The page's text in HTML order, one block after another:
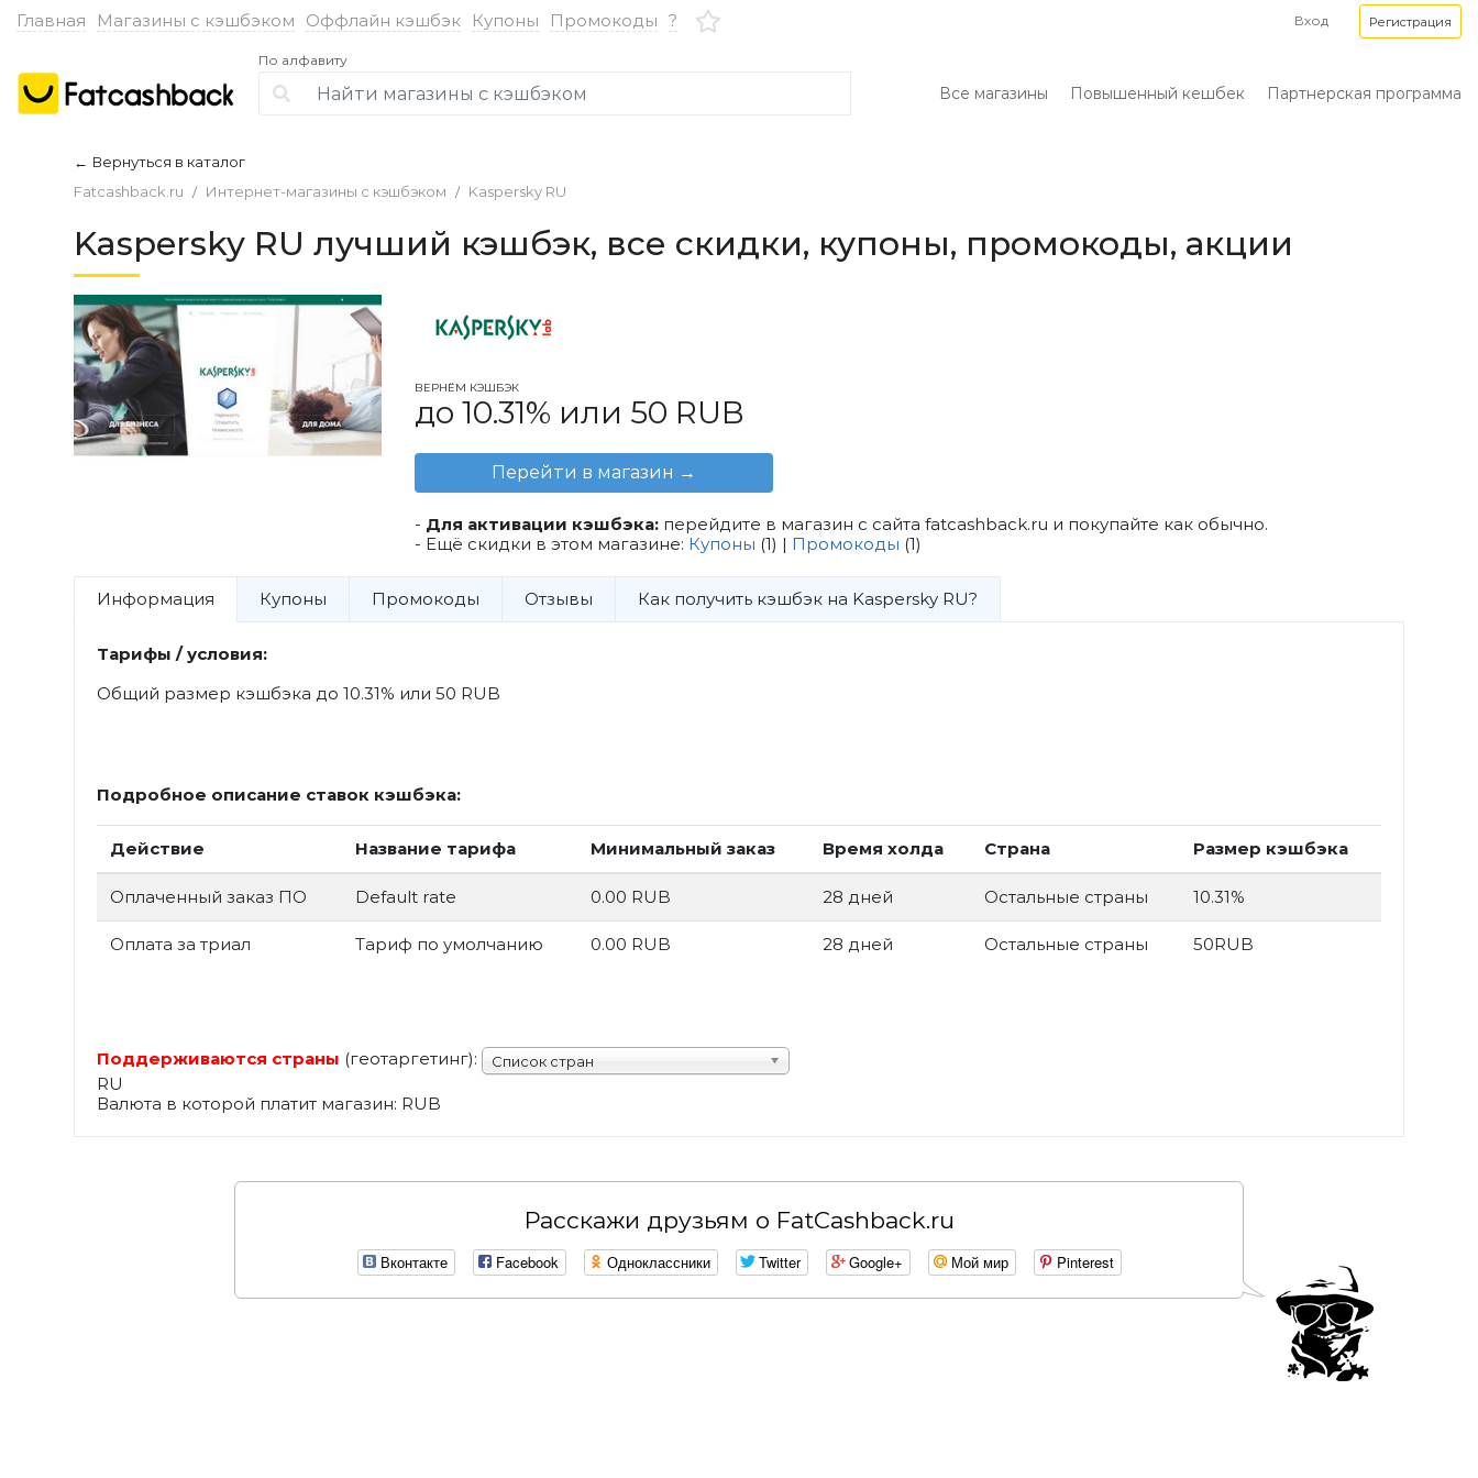
Главная Магазины с кэшбэком Оффлайн кэшбэк Купоны Промокоды ? Вход Регистрация
По алфавиту
Все магазины Повышенный кешбек Партнерская программа
← Вернуться в каталог
Fatcashback.ru
Интернет-магазины с кэшбэком Kaspersky RU
Kaspersky RU лучший кэшбэк, все скидки, купоны, промокоды, акции
ВЕРНЁМ КЭШБЭК
до 10.31% или 50 RUB
Перейти в магазин →
- Для активации кэшбэка: перейдите в магазин с сайта fatcashback.ru и покупайте как обычно.
- Ещё скидки в этом магазине: Купоны (1) | Промокоды (1)
Информация Купоны Промокоды Отзывы Как получить кэшбэк на Kaspersky RU?
Тарифы / условия:
Общий размер кэшбэка до 10.31% или 50 RUB
Подробное описание ставок кэшбэка:
Действие Название тарифа Минимальный заказ Время холда Страна Размер кэшбэка
Оплаченный заказ ПО Default rate 0.00 RUB 28 дней Остальные страны 10.31%
Оплата за триал Тариф по умолчанию 0.00 RUB 28 дней Остальные страны 50RUB
Поддерживаются страны (геотаргетинг): Список стран
RU
Валюта в которой платит магазин: RUB
Расскажи друзьям о FatCashback.ru
Вконтакте Facebook Одноклассники Twitter Google+ Мой мир Pinterest